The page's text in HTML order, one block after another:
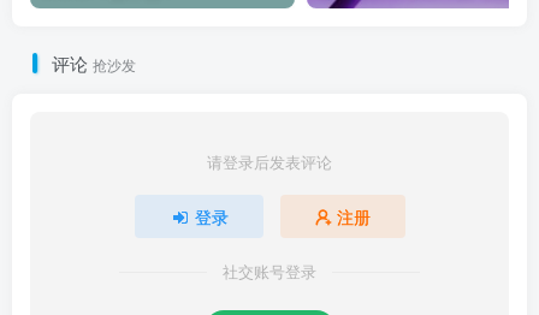
评论 抢沙发
请登录后发表评论
登录 注册
社交账号登录